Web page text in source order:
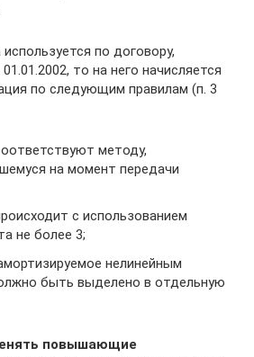
по договору,
то на него начисляется
по следующим правилам (п. 3
методу,
на момент передачи
с использованием
не более 3;
нелинейным
быть выделено в отдельную
повышающие